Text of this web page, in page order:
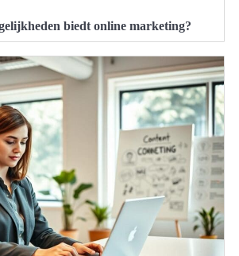
biedt online marketing?